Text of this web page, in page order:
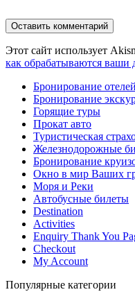
Этот сайт использует
как обрабатываются ваши
Бронирование отелей
Бронирование
Горящие туры
Прокат авто
Туристическая
Железнодорожные
Бронирование
Окно в мир Ваших
Моря и Реки
Автобусные билеты
Destination
Activities
Enquiry Thank You
Checkout
My Account
Популярные категории